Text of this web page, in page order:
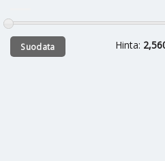
Minimihinta
Maksimihinta
Suodata Hinta: